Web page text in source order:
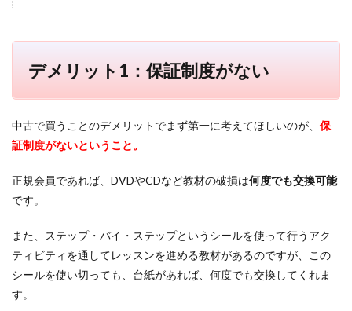
保証
がな
2
ト
2：
トプ
ット
する
機会
い
デメリット1：保証制度がない
中古で買うことのデメリットでまず第一に考えてほしいのが、 保
証制度がないということ。
正規会員であれば、DVDやCDなど教材の破損は何度でも交換可能
です。
また、ステップ・バイ・ステップというシールを使って行うアク
ティビティを通してレッスンを進める教材があるのですが、この
シールを使い切っても、台紙があれば、何度でも交換してくれま
す。